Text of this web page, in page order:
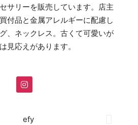
サリーを販売しています。店主
付品と金属アレルギーに配慮し
、ネックレス。古くて可愛いが
見応えがあります。